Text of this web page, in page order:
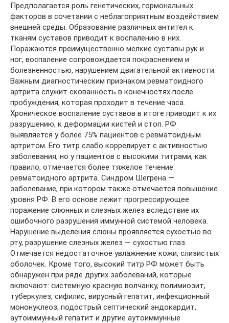
Предполагается роль генетических, гормональных
факторов в сочетании с неблагоприятным воздействием
внешней среды. Образование различных антител к
тканям суставов приводит к воспалению в них.
Поражаются преимущественно мелкие суставы рук и
ног, воспаление сопровождается покраснением и
болезненностью, нарушением двигательной активности.
Важным диагностическим признаком ревматоидного
артрита служит скованность в конечностях после
пробуждения, которая проходит в течение часа.
Хроническое воспаление суставов в итоге приводит к их
разрушению, к деформации кистей и стоп. РФ
выявляется у более 75% пациентов с ревматоидным
артритом. Его титр слабо коррелирует с активностью
заболевания, но у пациентов с высокими титрами, как
правило, отмечается более тяжелое течение
ревматоидного артрита. Синдром Шегрена —
заболевание, при котором также отмечается повышение
уровня РФ. В его основе лежит прогрессирующее
поражение слюнных и слезных желез вследствие их
ошибочного разрушения иммунной системой человека.
Нарушение выделения слюны проявляется сухостью во
рту, разрушение слезных желез — сухостью глаз.
Отмечается недостаточное увлажнение кожи, слизистых
оболочек. Кроме того, высокий титр РФ может быть
обнаружен при ряде других заболеваний, которые
включают: системную красную волчанку, полимиозит,
туберкулез, сифилис, вирусный гепатит, инфекционный
мононуклеоз, подострый септический эндокардит,
аутоиммунный гепатит и другие аутоиммунные